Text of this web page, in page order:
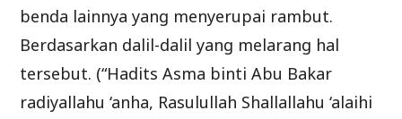
benda lainnya yang menyerupai rambut.
Berdasarkan dalil-dalil yang melarang hal
tersebut. (“Hadits Asma binti Abu Bakar
radiyallahu ‘anha, Rasulullah Shallallahu ‘alaihi